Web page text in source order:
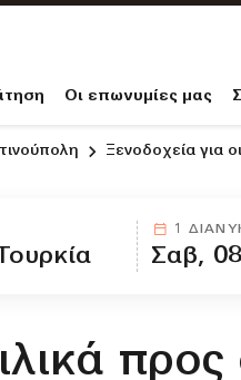
Οι επωνυμίες μας
Ξενοδοχεία για
1
προς